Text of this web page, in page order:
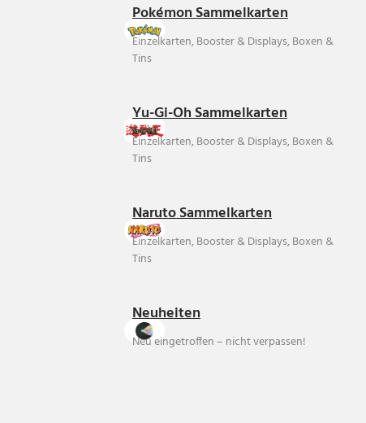
Pokémon Sammelkarten
Einzelkarten, Booster & Displays, Boxen &
Tins
Yu-Gi-Oh Sammelkarten
Einzelkarten, Booster & Displays, Boxen &
Tins
Naruto Sammelkarten
Einzelkarten, Booster & Displays, Boxen &
Tins
Neuheiten
Neu eingetroffen – nicht verpassen!